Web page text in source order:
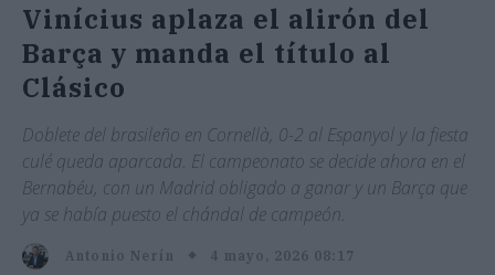
Vinícius aplaza el alirón del
Barça y manda el título al
Clásico
Doblete del brasileño en Cornellà, 0-2 al Espanyol y la fiesta
culé queda aparcada. El campeonato se decide ahora en el
Bernabéu, con un Madrid obligado a ganar y un Barça que
ya se había puesto el chándal de campeón.
Antonio Nerín 4 mayo, 2026 08:17